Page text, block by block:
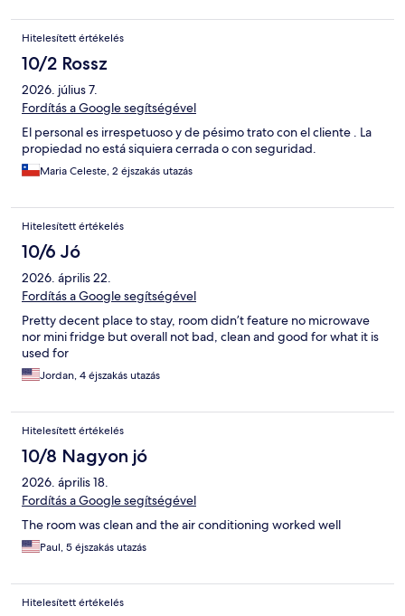
Hitelesített értékelés
10/2 Rossz
2026. július 7.
Fordítás a Google segítségével
El personal es irrespetuoso y de pésimo trato con el cliente . La
propiedad no está siquiera cerrada o con seguridad.
Maria Celeste, 2 éjszakás utazás
Hitelesített értékelés
10/6 Jó
2026. április 22.
Fordítás a Google segítségével
Pretty decent place to stay, room didn’t feature no microwave
nor mini fridge but overall not bad, clean and good for what it is
used for
Jordan, 4 éjszakás utazás
Hitelesített értékelés
10/8 Nagyon jó
2026. április 18.
Fordítás a Google segítségével
The room was clean and the air conditioning worked well
Paul, 5 éjszakás utazás
Hitelesített értékelés